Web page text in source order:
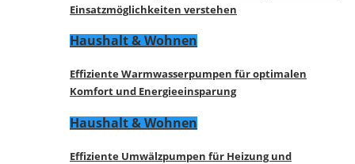
Einsatzmöglichkeiten verstehen
Haushalt & Wohnen
Effiziente Warmwasserpumpen für optimalen
Komfort und Energieeinsparung
Haushalt & Wohnen
Effiziente Umwälzpumpen für Heizung und